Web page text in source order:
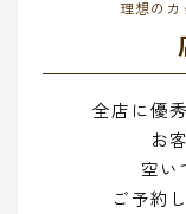
理想のカ
全店に優
お
空い
ご予約